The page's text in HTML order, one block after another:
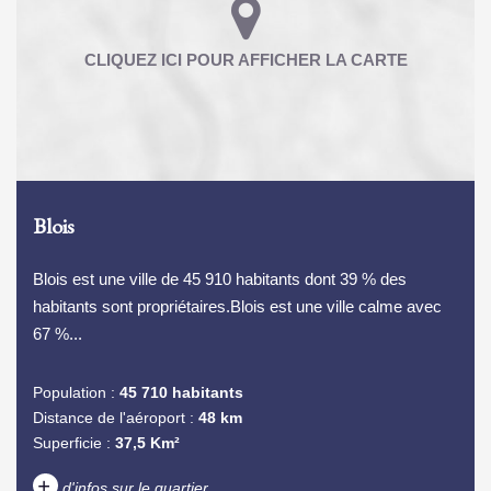
Blois
Blois est une ville de 45 910 habitants dont 39 % des
habitants sont propriétaires.Blois est une ville calme avec
67 %...
Population : 45 710 habitants
Distance de l'aéroport : 48 km
Superficie : 37,5 Km²
+ d'infos sur le quartier